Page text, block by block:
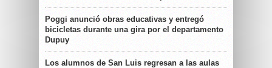
Poggi anunció obras educativas y entregó
bicicletas durante una gira por el departamento
Dupuy
Los alumnos de San Luis regresan a las aulas